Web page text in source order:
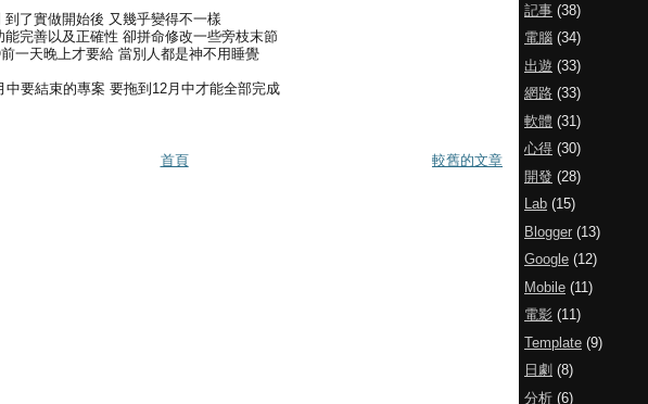
了實做開始後 又幾乎變得不一樣
完善以及正確性 卻拼命修改一些旁枝末節
一天晚上才要給 當別人都是神不用睡覺
中要結束的專案 要拖到12月中才能全部完成
較舊的文章
首頁
記事 (38)
電腦 (34)
出遊 (33)
網路 (33)
軟體 (31)
心得 (30)
開發 (28)
Lab (15)
Blogger (13)
Google (12)
Mobile (11)
電影 (11)
Template (9)
日劇 (8)
分析 (6)